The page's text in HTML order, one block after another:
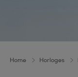
Home Horloges